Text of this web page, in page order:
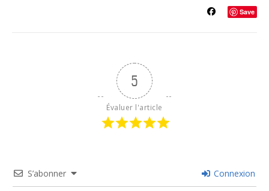
Save
5
Évaluer l'article
S’abonner Connexion